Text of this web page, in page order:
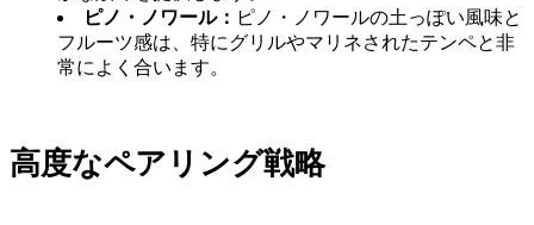
ピノ・ノワール： ピノ・ノワールの土っぽい風味と
フルーツ感は、特にグリルやマリネされたテンペと非
常によく合います。
高度なペアリング戦略